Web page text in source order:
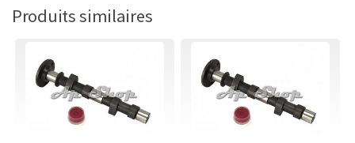
EN
Produits similaires